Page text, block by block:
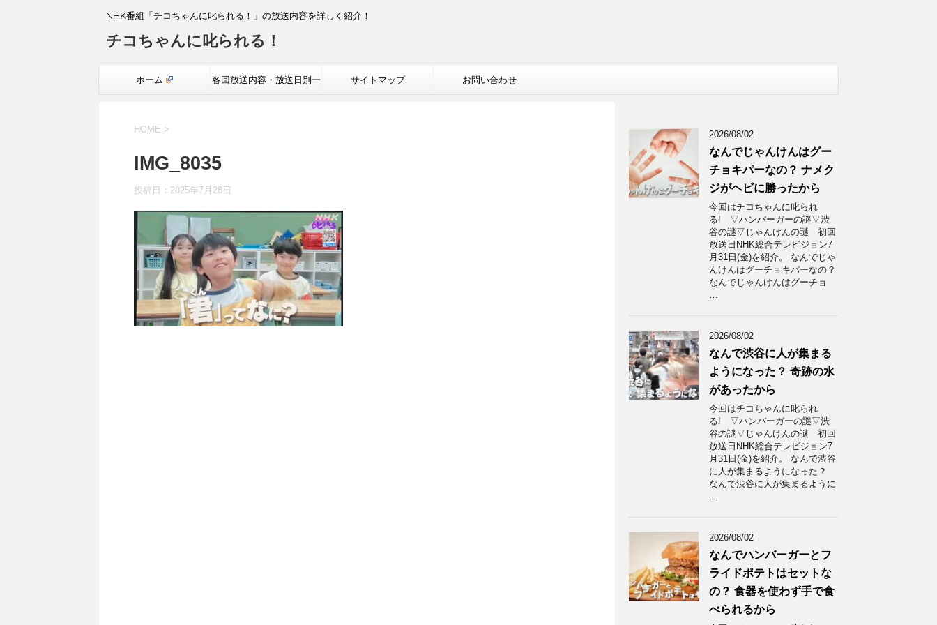
NHK番組「チコちゃんに叱られる！」の放送内容を詳しく紹介！
チコちゃんに叱られる！
ホーム 各回放送内容・放送日別一 サイトマップ お問い合わせ
HOME >
IMG_8035
投稿日： 2025年7月28日
2026/08/02
なんでじゃんけんはグー
チョキパーなの？ ナメク
ジがヘビに勝ったから
今回はチコちゃんに叱られ
る! ▽ハンバーガーの謎▽渋
谷の謎▽じゃんけんの謎 初回
放送日NHK総合テレビジョン7
月31日(金)を紹介。 なんでじゃ
んけんはグーチョキパーなの？
なんでじゃんけんはグーチョ
…
2026/08/02
なんで渋谷に人が集まる
ようになった？ 奇跡の水
があったから
今回はチコちゃんに叱られ
る! ▽ハンバーガーの謎▽渋
谷の謎▽じゃんけんの謎 初回
放送日NHK総合テレビジョン7
月31日(金)を紹介。 なんで渋谷
に人が集まるようになった？
なんで渋谷に人が集まるように
…
2026/08/02
なんでハンバーガーとフ
ライドポテトはセットな
の？ 食器を使わず手で食
べられるから